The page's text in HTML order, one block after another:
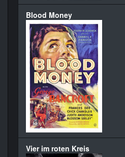
Blood Money
Vier im roten Kreis